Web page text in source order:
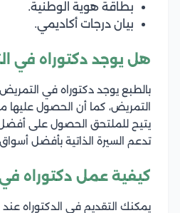
بطاقة هوية الوطنية.
بيان درجات أكاديمي.
هل يوجد دكتوراه في
بالطبع يوجد دكتوراه في
التمريض، كما أن الحصول عليها
يتيح للملتحق الحصول على أفضل
تدعم السيرة الذاتية بأفضل
كيفية عمل دكتوراه
يمكنك التقديم في الدكتوراه